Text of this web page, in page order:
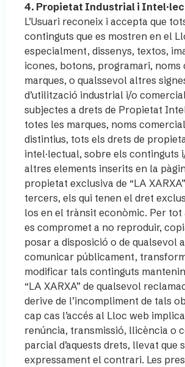
4. Propietat Industrial i
L’Usuari reconeix i accepta que
continguts que es mostren en el
especialment, dissenys, textos,
icones, botons, programari, noms
marques, o qualssevol altres
d’utilització industrial i/o
subjectes a drets de Propietat
totes les marques, noms
distintius, tots els drets de
intel·lectual, sobre els continguts
altres elements inserits en la
propietat exclusiva de “LA
tercers, els qui tenen el dret
los en el trànsit econòmic. Per tot
es compromet a no reproduir,
posar a disposició o de qualsevol
comunicar públicament,
modificar tals continguts
“LA XARXA” de qualsevol
derive de l’incompliment de tals
cap cas l’accés al Lloc web
renúncia, transmissió, llicència o
parcial d’aquests drets, llevat que
expressament el contrari. Les